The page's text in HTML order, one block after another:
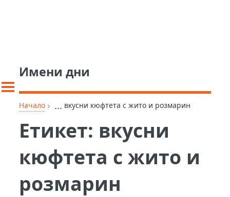
Имени дни
Начало › ... вкусни кюфтета с жито и розмарин
Етикет: вкусни
кюфтета с жито и
розмарин